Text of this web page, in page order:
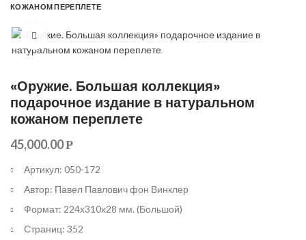
КОЖАНОМ ПЕРЕПЛЕТЕ
Увеличить
«Оружие. Большая коллекция»
подарочное издание в натуральном
кожаном переплете
45,000.00Р
Артикул: 050-172
Автор: Павел Павлович фон Винклер
Формат: 224х310х28 мм. (Большой)
Страниц: 352